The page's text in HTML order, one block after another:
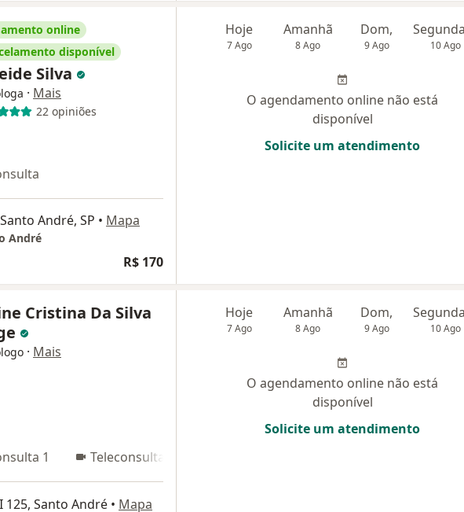
online
disponível
Silva
· Mais
22 opiniões
André, SP • Mapa
André
R$ 170
Hoje
7 Ago
Amanhã
8 Ago
Dom,
9 Ago 10 Ago
O agendamento online não está
disponível
Solicite um atendimento
Cristina Da Silva
· Mais
1 Teleconsulta 2
125, Santo André • Mapa
Hoje
7 Ago
Amanhã
8 Ago
Dom,
9 Ago 10 Ago
O agendamento online não está
disponível
Solicite um atendimento